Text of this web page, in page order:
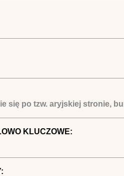
się po tzw. aryjskiej stronie,
KLUCZOWE: